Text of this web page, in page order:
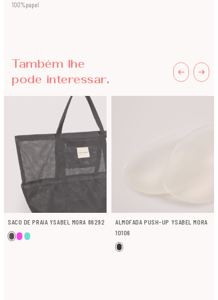
100%papel
Também lhe
pode interessar.
SACO DE PRAIA YSABEL MORA 86292
ALMOFADA PUSH-UP YSABEL MORA
10106